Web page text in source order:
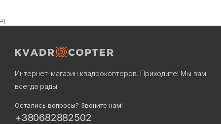
#}
Интернет-магазин квадрокоптеров. Приходите! Мы вам
всегда рады!
Остались вопросы? Звоните нам!
+380682882502